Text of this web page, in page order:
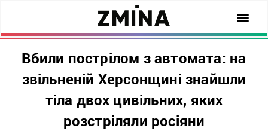
Вбили пострілом з автомата: на
звільненій Херсонщині знайшли
тіла двох цивільних, яких
розстріляли росіяни